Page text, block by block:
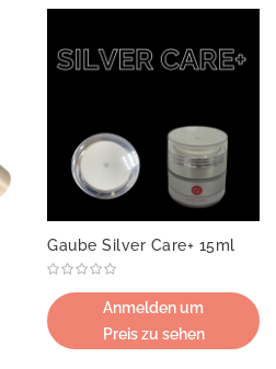
Gaube Silver Care+ 15ml
Anmelden um
Preis zu sehen